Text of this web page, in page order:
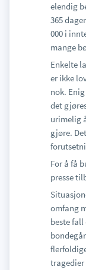
elendig
365
000 i
mange
Enkelte
er ikke
nok.
det
urimelig
gjøre.
For å få
presse
omfang
beste
tragedier